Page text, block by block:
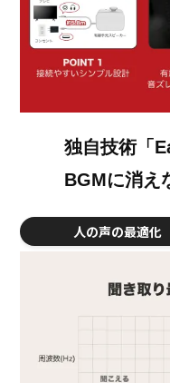
独自技術「
BGMに消え
人の声の最適化